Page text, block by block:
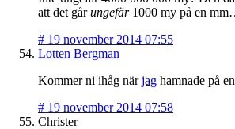
att det gårungefär1000 my på en
# 19 november 2014 07:55
Lotten Bergman
Kommer ni ihåg närjag hamnade på
# 19 november 2014 07:58
Christer